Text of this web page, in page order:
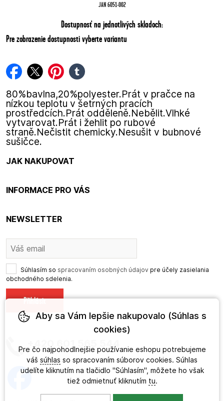
JAN 6051-002
Dostupnosť na jednotlivých skladoch:
Pre zobrazenie dostupnosti vyberte variantu
facebook
twitterpinterest
tumblr
80%bavlna,20%polyester.Prát v pračce na
nízkou teplotu v šetrných pracích
prostředcích.Prát odděleně.Nebělit.Vlhké
vytvarovat.Prát i žehlit po rubové
straně.Nečistit chemicky.Nesušit v bubnové
sušičce.
JAK NAKUPOVAT
INFORMACE PRO VÁS
NEWSLETTER
Súhlasím so spracovaním osobných údajov pre účely zasielania
obchodného sdelenia.
+420 601 565 544
Aby sa Vám lepšie nakupovalo (Súhlas s
cookies)
Pre čo najpohodlnejšie používanie eshopu potrebujeme
váš súhlas so spracovaním súborov cookies. Súhlas
udelíte kliknutím na tlačidlo "Súhlasím", môžete ho však
tiež odmietnuť kliknutím tu.